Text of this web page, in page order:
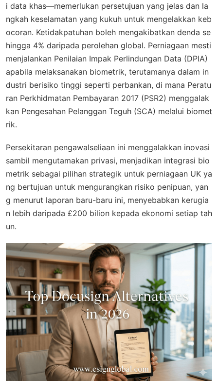
i data khas—memerlukan persetujuan yang jelas dan la
ngkah keselamatan yang kukuh untuk mengelakkan keb
ocoran. Ketidakpatuhan boleh mengakibatkan denda se
hingga 4% daripada perolehan global. Perniagaan mesti
menjalankan Penilaian Impak Perlindungan Data (DPIA)
apabila melaksanakan biometrik, terutamanya dalam in
dustri berisiko tinggi seperti perbankan, di mana Peratu
ran Perkhidmatan Pembayaran 2017 (PSR2) menggalak
kan Pengesahan Pelanggan Teguh (SCA) melalui biomet
rik.
Persekitaran pengawalseliaan ini menggalakkan inovasi
sambil mengutamakan privasi, menjadikan integrasi bio
metrik sebagai pilihan strategik untuk perniagaan UK ya
ng bertujuan untuk mengurangkan risiko penipuan, yan
g menurut laporan baru-baru ini, menyebabkan kerugia
n lebih daripada £200 bilion kepada ekonomi setiap tah
un.